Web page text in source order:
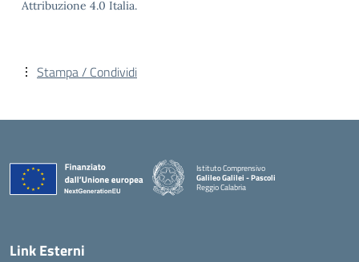
Attribuzione 4.0 Italia.
Stampa / Condividi
Istituto Comprensivo
Galileo Galilei - Pascoli
Reggio Calabria
Link Esterni